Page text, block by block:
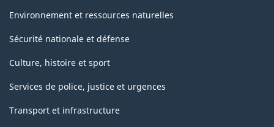
statistiques
industrielles
de
Structure
Environnement et ressources naturelles
Sécurité nationale et défense
Culture, histoire et sport
Services de police, justice et urgences
Transport et infrastructure